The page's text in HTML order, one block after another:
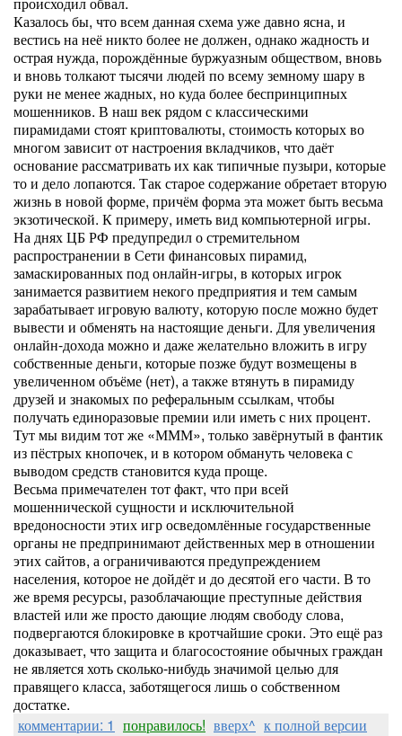
Казалось бы, что всем данная схема уже давно ясна, и
вестись на неё никто более не должен, однако жадность и
острая нужда, порождённые буржуазным обществом, вновь
и вновь толкают тысячи людей по всему земному шару в
руки не менее жадных, но куда более беспринципных
мошенников. В наш век рядом с классическими
пирамидами стоят криптовалюты, стоимость которых во
многом зависит от настроения вкладчиков, что даёт
основание рассматривать их как типичные пузыри, которые
то и дело лопаются. Так старое содержание обретает вторую
жизнь в новой форме, причём форма эта может быть весьма
экзотической. К примеру, иметь вид компьютерной игры.
На днях ЦБ РФ предупредил о стремительном
распространении в Сети финансовых пирамид,
замаскированных под онлайн-игры, в которых игрок
занимается развитием некого предприятия и тем самым
зарабатывает игровую валюту, которую после можно будет
вывести и обменять на настоящие деньги. Для увеличения
онлайн-дохода можно и даже желательно вложить в игру
собственные деньги, которые позже будут возмещены в
увеличенном объёме (нет), а также втянуть в пирамиду
друзей и знакомых по реферальным ссылкам, чтобы
получать единоразовые премии или иметь с них процент.
Тут мы видим тот же «МММ», только завёрнутый в фантик
из пёстрых кнопочек, и в котором обмануть человека с
выводом средств становится куда проще.
Весьма примечателен тот факт, что при всей
мошеннической сущности и исключительной
вредоносности этих игр осведомлённые государственные
органы не предпринимают действенных мер в отношении
этих сайтов, а ограничиваются предупреждением
населения, которое не дойдёт и до десятой его части. В то
же время ресурсы, разоблачающие преступные действия
властей или же просто дающие людям свободу слова,
подвергаются блокировке в кротчайшие сроки. Это ещё раз
доказывает, что защита и благосостояние обычных граждан
не является хоть сколько-нибудь значимой целью для
правящего класса, заботящегося лишь о собственном
достатке.
комментарии: 1 понравилось! вверх^ к полной версии